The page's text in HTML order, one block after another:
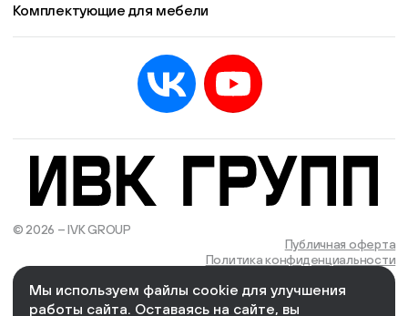
Комплектующие для мебели
© 2026 – IVK GROUP
Публичная оферта
Политика конфиденциальности
Cоздано и поддерживается в компании We Wizards
Мы используем файлы cookie для улучшения
работы сайта. Оставаясь на сайте, вы
Есть учётная запись? Войти